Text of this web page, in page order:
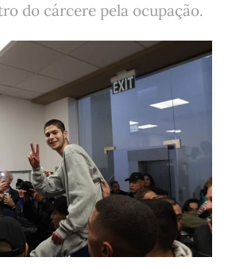
do cárcere pela ocupação.